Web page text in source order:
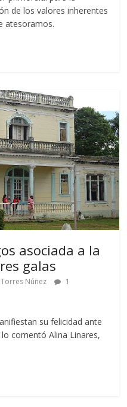
de los valores inherentes
atesoramos.
asociada a la
galas
Núñez
1
su felicidad ante
comentó Alina Linares,